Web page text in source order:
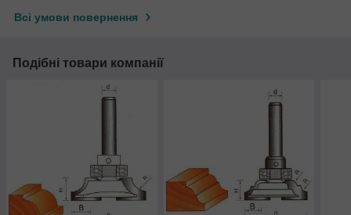
Всі умови повернення
Подібні товари компанії